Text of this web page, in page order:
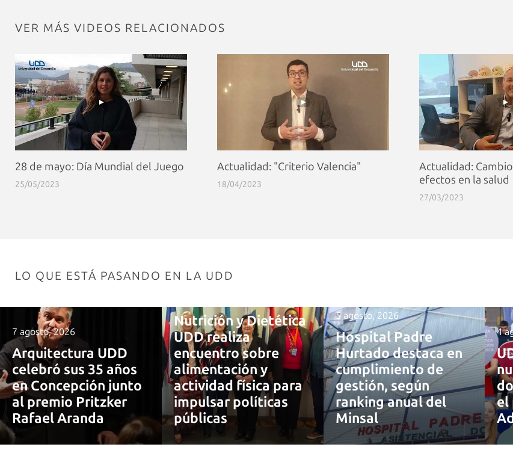
VER MÁS VIDEOS RELACIONADOS
28 de mayo: Día Mundial del Juego
25/05/2023
Actualidad: "Criterio Valencia"
18/04/2023
Actualidad:
efectos en la salud
27/03/2023
LO QUE ESTÁ PASANDO EN LA UDD
7 agosto, 2026
Arquitectura UDD
celebró sus 35 años
en Concepción junto
al premio Pritzker
Rafael Aranda
Nutrición y Dietética
UDD realiza
encuentro sobre
alimentación y
actividad física para
impulsar políticas
públicas
5 agosto, 2026
Hospital Padre
Hurtado destaca en
cumplimiento de
gestión, según
ranking anual del
Minsal
4
el